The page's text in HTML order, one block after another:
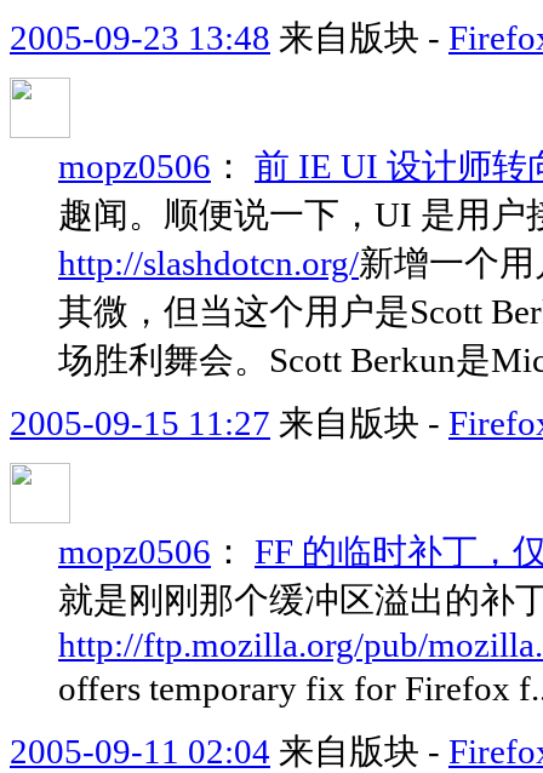
2005-09-23 13:48 来自版块 -
mopz0506 ： 前 IE UI 设计师转
趣闻。顺便说一下，UI 是用户
http://slashdotcn.org/新增一个
其微，但当这个用户是Scott
场胜利舞会。Scott Berkun是
2005-09-15 11:27 来自版块 -
mopz0506 ： FF 的临时补丁，
就是刚刚那个缓冲区溢出的补
http://ftp.mozilla.org/pub/
offers temporary fix for Firefox
2005-09-11 02:04 来自版块 -